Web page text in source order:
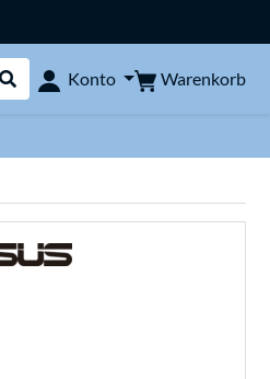
Suche durchführen
Konto Warenkorb